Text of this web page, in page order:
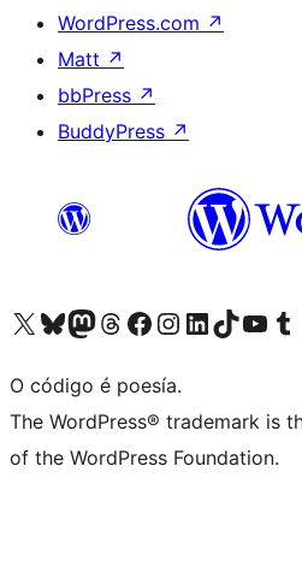
WordPress.com ↗
Matt ↗
bbPress ↗
BuddyPress ↗
Visita la cuenta de X (anteriormente Twitter)
Visita a nosa conta de Bluesky
Visita a nosa conta de Mastodon
Visita a nosa conta de Threads
Visita a nosa páxina de Facebook
Visita a nosa conta de Instagram
Visita a nosa conta de LinkedIn
Visita a nosa conta de TikTok
Visita a nosaVisita a
O código é poesía.
The WordPress® trademark is
of the WordPress Foundation.